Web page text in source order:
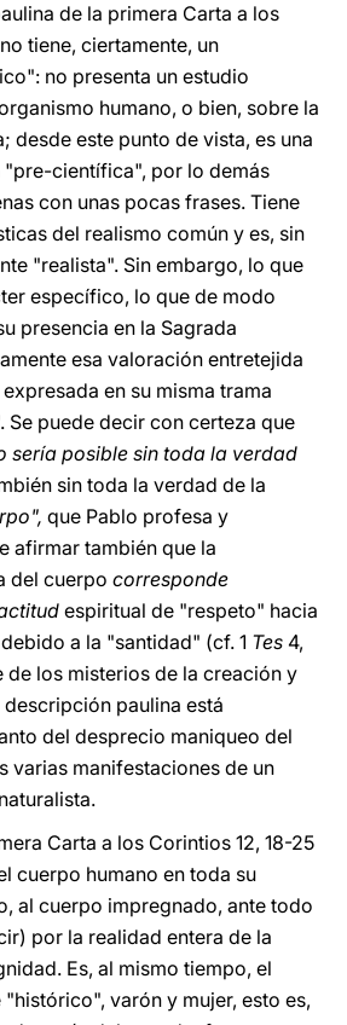
de la primera Carta a los
tiene, ciertamente, un
no presenta un estudio
humano, o bien, sobre la
desde este punto de vista, es una
científica", por lo demás
con unas pocas frases. Tiene
del realismo común y es, sin
"realista". Sin embargo, lo que
específico, lo que de modo
presencia en la Sagrada
esa valoración entretejida
en su misma trama
puede decir con certeza que
sería posible sin toda la verdad
sin toda la verdad de la
que Pablo profesa y
afirmar también que la
del cuerpo corresponde
espiritual de "respeto" hacia
a la "santidad" (cf. 1 Tes 4,
de los misterios de la creación y
paulina está
del desprecio maniqueo del
varias manifestaciones de un
Carta a los Corintios 12, 18-25
cuerpo humano en toda su
al cuerpo impregnado, ante todo
por la realidad entera de la
Es, al mismo tiempo, el
varón y mujer, esto es,